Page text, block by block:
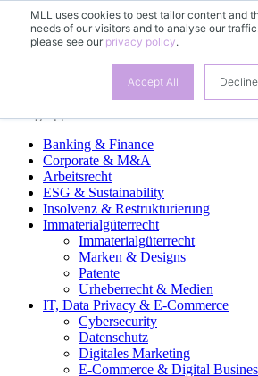
MLL uses cookies to best tailor content and
needs of our visitors and to analyse our
please see our privacy policy.
Accept All
FRES
Banking & Finance
Corporate & M&A
Arbeitsrecht
ESG & Sustainability
Insolvenz & Restrukturierung
Immaterialgüterrecht
Immaterialgüterrecht
Marken & Designs
Patente
Urheberrecht & Medien
IT, Data Privacy & E-Commerce
Cybersecurity
Datenschutz
Digitales Marketing
E-Commerce & Digital